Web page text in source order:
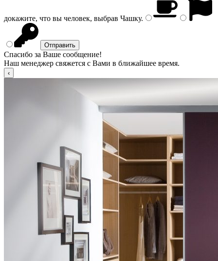
докажите, что вы человек, выбрав Чашку.
Спасибо за Ваше сообщение!
Наш менеджер свяжется с Вами в ближайшее время.